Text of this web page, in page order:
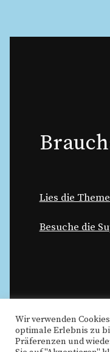
Lies die
Besuche die
Wir verwenden
optimale Erlebnis zu
Präferenzen und